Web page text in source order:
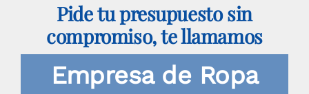
en
la
página
Pide tu presupuesto sin
compromiso, te llamamos
Empresa de Ropa